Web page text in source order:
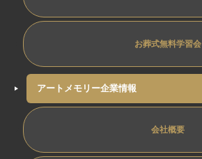
お葬式無料学習会
アートメモリー企業情報
会社概要